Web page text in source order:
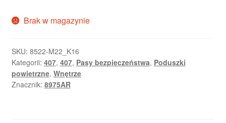
Brak w magazynie
SKU: 8522-M22_K16
Kategorii: 407, 407, Pasy bezpieczeństwa, Poduszki
powietrzne, Wnętrze
Znacznik: 8975AR